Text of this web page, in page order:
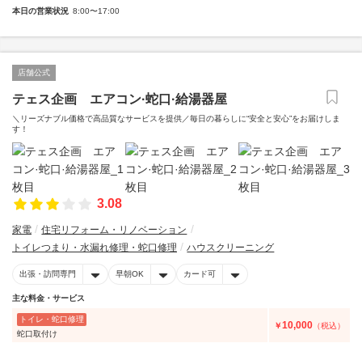
本日の営業状況 8:00〜17:00
店舗公式
テェス企画 エアコン·蛇口·給湯器屋
＼リーズナブル価格で高品質なサービスを提供／毎日の暮らしに“安全と安心”をお届けしま
す！
3.08
家電
住宅リフォーム・リノベーション
トイレつまり・水漏れ修理・蛇口修理
ハウスクリーニング
出張・訪問専門 早朝OK カード可
主な料金・サービス
トイレ・蛇口修理
蛇口取付け
￥10,000 （税込）